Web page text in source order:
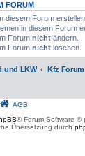
FORUM
diesem Forum erstellen.
in diesem Forum
Forum nicht ändern.
Forum nicht löschen.
und LKW Kfz
AGB
® Forum Software ©
Übersetzung durch